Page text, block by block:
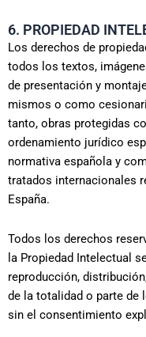
6. PROPIEDAD
Los derechos de
todos los textos,
de presentación y
mismos o como
tanto, obras protegidas
ordenamiento jurídico
normativa española y
tratados internacionales
España.
Todos los derechos
la Propiedad Intelectual
reproducción,
de la totalidad o parte de
sin el consentimiento